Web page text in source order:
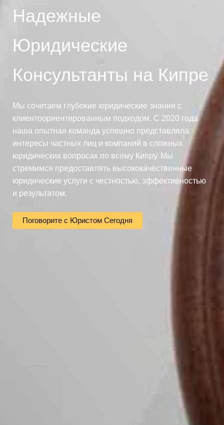
Надежные
Юридические
Консультанты на Кипре
Мы сочетаем глубокие юридические знания с
клиентоориентированным подходом. С 2020 года
наша опытная команда успешно представляла
интересы частных лиц и компаний в сложных
юридических вопросах по всему Кипру. Мы
стремимся предоставлять высококачественные
юридические услуги с честностью, эффективностью
и результатом.
Поговорите с Юристом Сегодня